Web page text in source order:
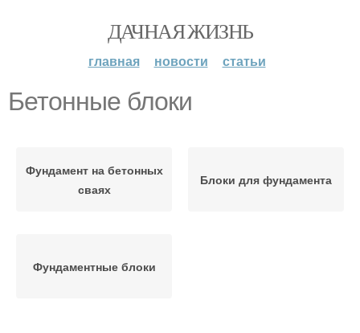
ДАЧНАЯ ЖИЗНЬ
главная новости статьи
Бетонные блоки
Фундамент на бетонных
сваях
Блоки для фундамента
Фундаментные блоки